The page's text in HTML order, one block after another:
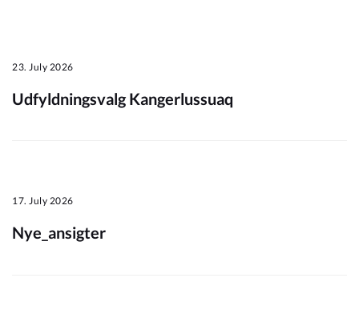
Om_kommunen
23. July 2026
Udfyldningsvalg Kangerlussuaq
17. July 2026
Nye_ansigter